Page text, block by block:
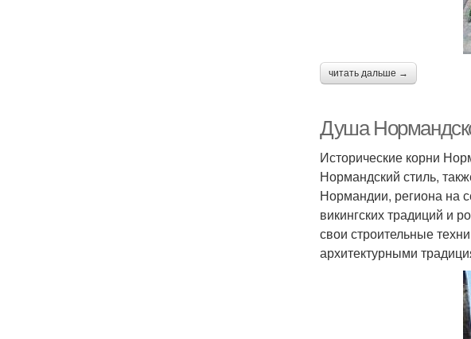
читать дальше →
Душа
Исторические корни
Нормандский стиль,
Нормандии, региона на
викингских традиций и
свои строительные
архитектурными